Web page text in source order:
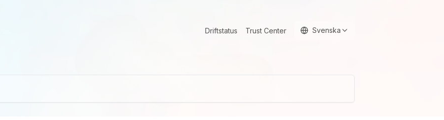
Driftstatus Trust Center Svenska